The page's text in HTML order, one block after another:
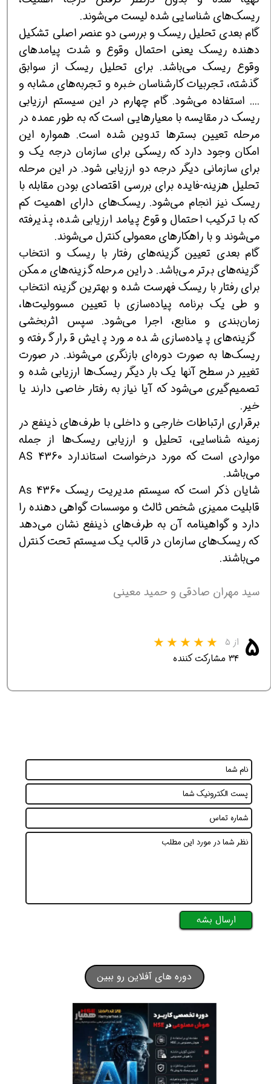
ریسك‌های شناسایی شده لیست می‌شوند.
گام بعدی تحلیل ریسك و بررسی دو عنصر اصلی تشكیل
دهنده ریسك یعنی احتمال وقوع و شدت پیامدهای
وقوع ریسك می‌باشد. برای تحلیل ریسك از سوابق
گذشته، تجربیات كارشناسان خبره و تجربه‌های مشابه و
.... استفاده می‌شود. گام چهارم در این سیستم ارزیابی
ریسك در مقایسه با معیارهایی است كه به طور عمده در
مرحله تعیین بسترها تدوین شده است. همواره این
امكان وجود دارد كه ریسكی برای سازمان درجه یك و
برای سازمانی دیگر درجه دو ارزیابی شود. در این مرحله
تحلیل هزینه-فایده برای بررسی اقتصادی بودن مقابله با
ریسك نیز انجام می‌شود. ریسك‌های دارای اهمیت كم
كه با تركیب احتمال وقوع پیامد ارزیابی شده، پذیرفته
می‌شوند و با راهكارهای معمولی كنترل می‌شوند.
گام بعدی تعیین گزینه‌های رفتار با ریسك و انتخاب
گزینه‌های برتر می‌باشد. دراین مرحله گزینه‌های ممكن
برای رفتار با ریسك فهرست شده و بهترین گزینه انتخاب
و طی یك برنامه پیاده‌سازی با تعیین مسوولیت‌ها،
زمان‌بندی و منابع، اجرا می‌شود. سپس اثربخشی
گزینه‌های پیاده‌سازی شده مورد پایش قرار گرفته و
ریسك‌ها به صورت دوره‌ای بازنگری می‌شوند. در صورت
تغییر در سطح آنها یك بار دیگر ریسك‌ها ارزیابی شده و
تصمیم‌گیری می‌شود كه آیا نیاز به رفتار خاصی دارند یا
خیر.
برقراری ارتباطات خارجی و داخلی با طرف‌های ذینفع در
زمینه شناسایی، تحلیل و ارزیابی ریسك‌ها از جمله
مواردی است كه مورد درخواست استاندارد AS 4360
می‌باشد.
شایان ذكر است كه سیستم مدیریت ریسك As 4360
قابلیت ممیزی شخص ثالث و موسسات گواهی دهنده را
دارد و گواهینامه آن به طرف‌های ذینفع نشان می‌دهد
كه ریسك‌های سازمان در قالب یك سیستم تحت كنترل
می‌باشند.
سید مهران صادقی و حمید معینی
۵ از ۵
۳۴ مشارکت کننده
ارسال بشه
دوره های آفلاین رو ببین